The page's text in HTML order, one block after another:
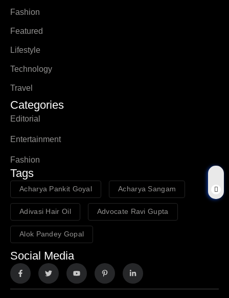
Fashion
Featured
Lifestyle
Technology
Travel
Categories
Editorial
Entertainment
Fashion
Tags
Acharya Pankit Goyal Acharya Sangam
Adivasi Hair Oil Advocate Ravi Gupta
Alok Pandey Gopal
Social Media